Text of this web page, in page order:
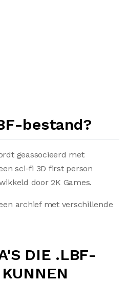
bestand?
geassocieerd met
sci-fi 3D first person
door 2K Games.
archief met verschillende
DIE .LBF-